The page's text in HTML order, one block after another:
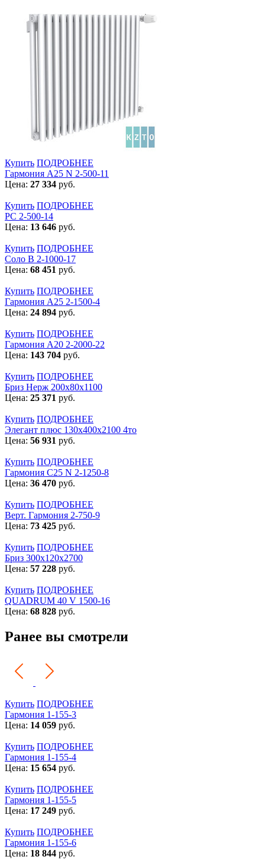
Купить ПОДРОБНЕЕ
Гармония А25 N 2-500-11
Цена: 27 334 руб.
Купить ПОДРОБНЕЕ
РС 2-500-14
Цена: 13 646 руб.
Купить ПОДРОБНЕЕ
Соло В 2-1000-17
Цена: 68 451 руб.
Купить ПОДРОБНЕЕ
Гармония А25 2-1500-4
Цена: 24 894 руб.
Купить ПОДРОБНЕЕ
Гармония А20 2-2000-22
Цена: 143 704 руб.
Купить ПОДРОБНЕЕ
Бриз Нерж 200х80х1100
Цена: 25 371 руб.
Купить ПОДРОБНЕЕ
Элегант плюс 130x400x2100 4то
Цена: 56 931 руб.
Купить ПОДРОБНЕЕ
Гармония С25 N 2-1250-8
Цена: 36 470 руб.
Купить ПОДРОБНЕЕ
Верт. Гармония 2-750-9
Цена: 73 425 руб.
Купить ПОДРОБНЕЕ
Бриз 300х120х2700
Цена: 57 228 руб.
Купить ПОДРОБНЕЕ
QUADRUM 40 V 1500-16
Цена: 68 828 руб.
Ранее вы смотрели
Купить ПОДРОБНЕЕ
Гармония 1-155-3
Цена: 14 059 руб.
Купить ПОДРОБНЕЕ
Гармония 1-155-4
Цена: 15 654 руб.
Купить ПОДРОБНЕЕ
Гармония 1-155-5
Цена: 17 249 руб.
Купить ПОДРОБНЕЕ
Гармония 1-155-6
Цена: 18 844 руб.